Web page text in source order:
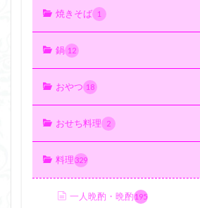
焼きそば 1
鍋 12
おやつ 18
おせち料理 2
料理329
一人晩酌・晩酌195